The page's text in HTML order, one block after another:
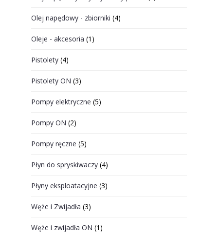
Olej napędowy - zbiorniki (4)
Oleje - akcesoria (1)
Pistolety (4)
Pistolety ON (3)
Pompy elektryczne (5)
Pompy ON (2)
Pompy ręczne (5)
Płyn do spryskiwaczy (4)
Płyny eksploatacyjne (3)
Węże i Zwijadła (3)
Węże i zwijadła ON (1)